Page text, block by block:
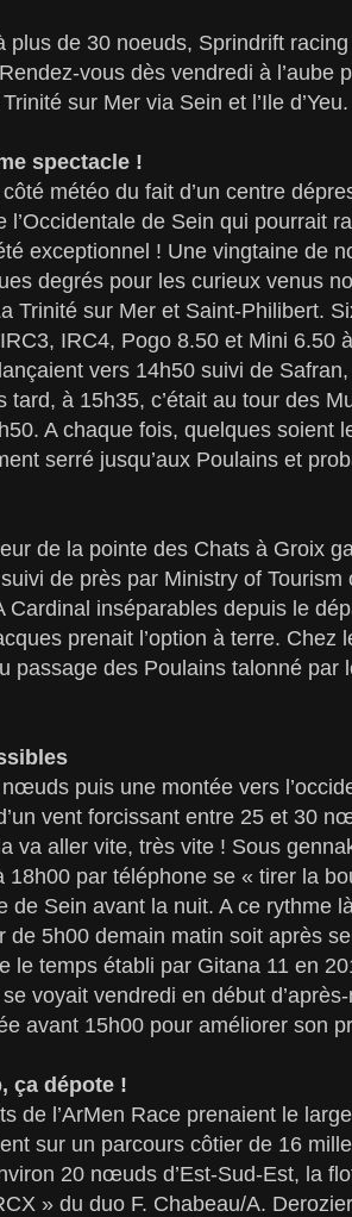
plus de 30 noeuds, Sprindrift
vous dès vendredi à l’aube
sur Mer via Sein et l’Ile d’Yeu.
spectacle !
météo du fait d’un centre
l’Occidentale de Sein qui pourrait
exceptionnel ! Une vingtaine de
degrés pour les curieux venus
Trinité sur Mer et Saint-Philibert.
IRC4, Pogo 8.50 et Mini 6.50
vers 14h50 suivi de
tard, à 15h35, c’était au tour des
A chaque fois, quelques soient
serré jusqu’aux Poulains et
de la pointe des Chats à Groix
de près par Ministry of
inséparables depuis le
prenait l’option à terre. Chez
passage des Poulains talonné par
puis une montée vers
vent forcissant entre 25 et 30
va aller vite, très vite ! Sous
18h00 par téléphone se « tirer la
de Sein avant la nuit. A ce rythme
de 5h00 demain matin soit après
le temps établi par Gitana 11 en
voyait vendredi en début
avant 15h00 pour améliorer son
ça dépote !
de l’ArMen Race prenaient le
sur un parcours côtier de 16
20 nœuds d’Est-Sud-Est, la
» du duo F. Chabeau/A.